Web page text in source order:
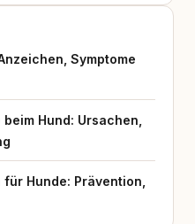
Symptome
Hund: Ursachen,
Hunde: Prävention,